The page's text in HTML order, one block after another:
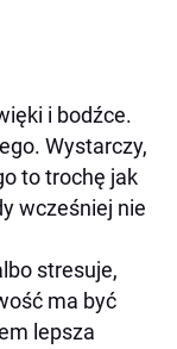
i bodźce.
Wystarczy,
to trochę jak
wcześniej nie
stresuje,
ma być
lepsza